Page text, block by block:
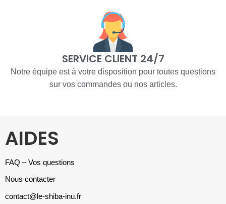
SERVICE CLIENT 24/7
Notre équipe est à votre disposition pour toutes questions
sur vos commandes ou nos articles.
AIDES
FAQ – Vos questions
Nous contacter
contact@le-shiba-inu.fr